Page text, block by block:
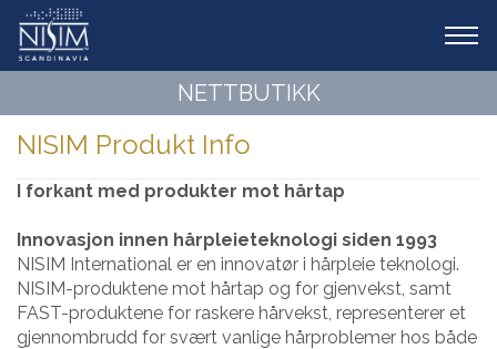
NETTBUTIKK
NISIM Produkt Info
I forkant med produkter mot hårtap
Innovasjon innen hårpleieteknologi siden 1993
NISIM International er en innovatør i hårpleie teknologi.
NISIM-produktene mot hårtap og for gjenvekst, samt
FAST-produktene for raskere hårvekst, representerer et
gjennombrudd for svært vanlige hårproblemer hos både